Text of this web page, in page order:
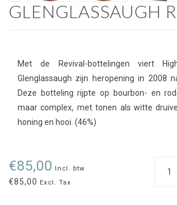
GLENGLASSAUGH
Met de Revival-bottelingen viert
Glenglassaugh zijn heropening in 2008
Deze botteling rijpte op bourbon- en
maar complex, met tonen als witte
honing en hooi. (46%)
€85,00 Incl. btw
€85,00 Excl. Tax